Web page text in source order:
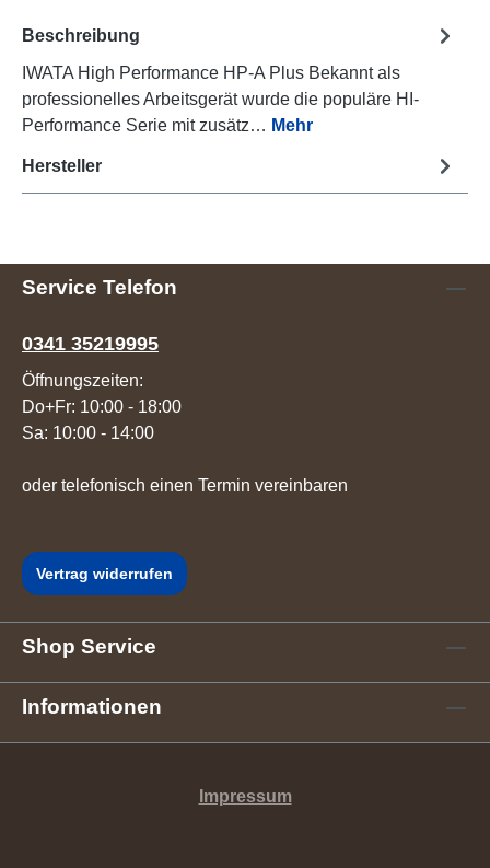
Beschreibung
IWATA High Performance HP-A Plus Bekannt als
professionelles Arbeitsgerät wurde die populäre HI-
Performance Serie mit zusätz… Mehr
Hersteller
Service Telefon
0341 35219995
Öffnungszeiten:
Do+Fr: 10:00 - 18:00
Sa: 10:00 - 14:00
oder telefonisch einen Termin vereinbaren
Vertrag widerrufen
Shop Service
Informationen
Impressum